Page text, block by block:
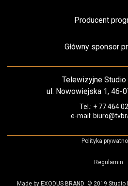
Producent
Główny sponsor
Telewizyjne Studio
ul. Nowowiejska 1, 46-
Tel.: + 77 464
e-mail:
Polityka
Regulamin
Made by EXODUS BRAND © 2019 Studio